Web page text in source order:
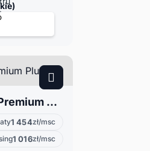
Suzuki Swift VII 1.2 CVT Premium Plus
1 454zł/msc
1 016zł/msc